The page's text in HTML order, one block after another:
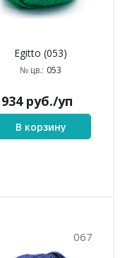
Egitto (053)
№ цв.: 053
934руб./уп
В корзину
067